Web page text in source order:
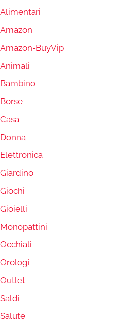
Alimentari
Amazon
Amazon-BuyVip
Animali
Bambino
Borse
Casa
Donna
Elettronica
Giardino
Giochi
Gioielli
Monopattini
Occhiali
Orologi
Outlet
Saldi
Salute